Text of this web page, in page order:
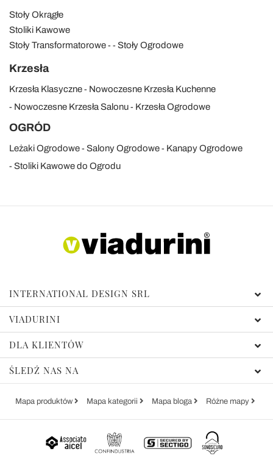
Stoły Okrągłe
Stoliki Kawowe
Stoły Transformatorowe
Stoły Ogrodowe
Krzesła
Krzesła Klasyczne
Nowoczesne Krzesła Kuchenne
Nowoczesne Krzesła Salonu
Krzesła Ogrodowe
OGRÓD
Leżaki Ogrodowe Salony Ogrodowe
Kanapy Ogrodowe
Stoliki Kawowe do Ogrodu
INTERNATIONAL DESIGN SRL
VIADURINI
DLA KLIENTÓW
ŚLEDŹ NAS NA
Mapa produktów Mapa kategorii Mapa bloga Różne mapy